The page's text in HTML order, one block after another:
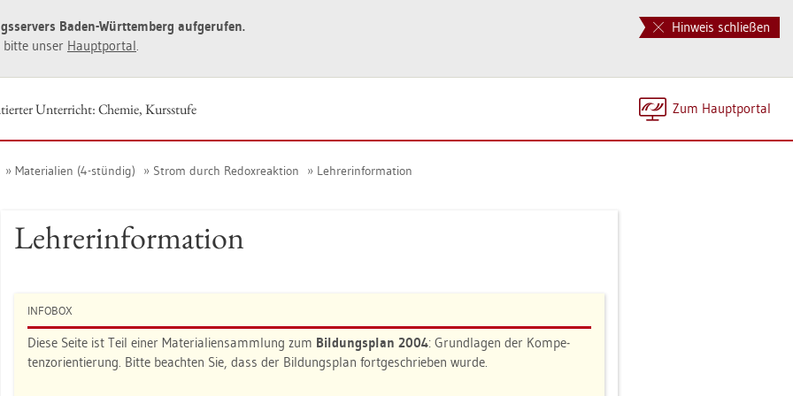
Hinweis schließen
Baden-Würt­tem­berg auf­ge­ru­fen.
bitte unser Haupt­por­tal.
Zum Haupt­por­tal
Un­ter­richt: Che­mie, Kurs­stu­fe
Ma­te­ria­li­en (4-stün­dig) Strom durch Re­dox­re­ak­ti­on Leh­rer­in­for­ma­ti­on
Leh­rer­in­for­ma­ti­on
IN­FO­BOX
Diese Seite ist Teil einer Ma­te­ria­li­en­samm­lung zum Bil­dungs­plan 2004: Grund­la­gen der Kom­pe­
tenz­ori­en­tie­rung. Bitte be­ach­ten Sie, dass der Bil­dungs­plan fort­ge­schrie­ben wurde.